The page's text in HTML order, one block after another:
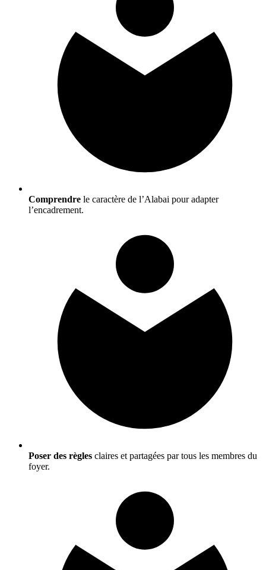
Comprendre le caractère de l’Alabai pour adapter
l’encadrement.
Poser des règles claires et partagées par tous les membres du
foyer.